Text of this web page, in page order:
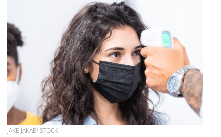
JAKE JAKAB/ISTOCK